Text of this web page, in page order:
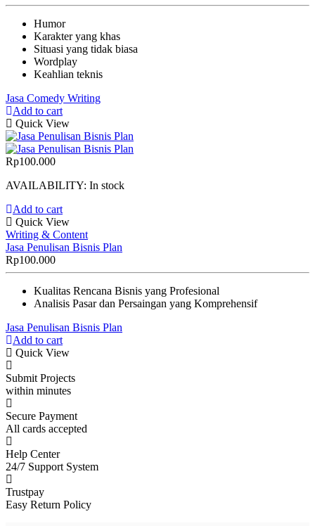
Humor
Karakter yang khas
Situasi yang tidak biasa
Wordplay
Keahlian teknis
Jasa Comedy Writing
Add to cart
Quick View
Rp100.000
AVAILABILITY: In stock
Add to cart
Quick View
Writing & Content
Jasa Penulisan Bisnis Plan
Rp100.000
Kualitas Rencana Bisnis yang Profesional
Analisis Pasar dan Persaingan yang Komprehensif
Jasa Penulisan Bisnis Plan
Add to cart
Quick View
Submit Projects
within minutes
Secure Payment
All cards accepted
Help Center
24/7 Support System
Trustpay
Easy Return Policy